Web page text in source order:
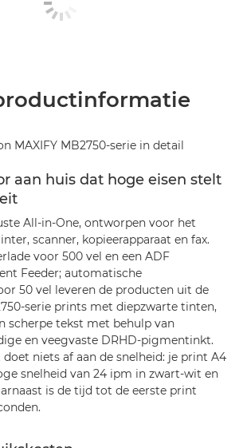
MAXIFY MB2750-serie in detail
aan huis dat hoge eisen stelt
All-in-One, ontworpen voor het
scanner, kopieerapparaat en fax.
voor 500 vel en een ADF
Feeder; automatische
50 vel leveren de producten uit de
serie prints met diepzwarte tinten,
scherpe tekst met behulp van
en veegvaste DRHD-pigmentinkt.
niets af aan de snelheid: je print A4
snelheid van 24 ipm in zwart-wit en
is de tijd tot de eerste print